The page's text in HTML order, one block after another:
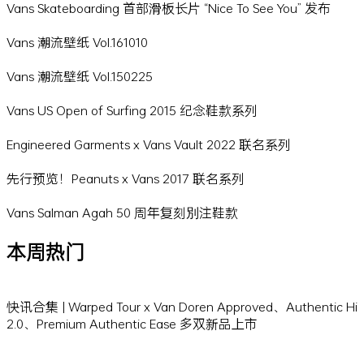
Vans Skateboarding 首部滑板长片 “Nice To See You” 发布
Vans 潮流壁纸 Vol.161010
Vans 潮流壁纸 Vol.150225
Vans US Open of Surfing 2015 纪念鞋款系列
Engineered Garments x Vans Vault 2022 联名系列
先行预览！Peanuts x Vans 2017 联名系列
Vans Salman Agah 50 周年复刻別注鞋款
本周热门
快讯合集 | Warped Tour x Van Doren Approved、Authentic Hi
2.0、Premium Authentic Ease 多双新品上市